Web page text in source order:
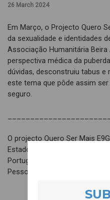
26 March 2024
Em Março, o Projecto Quero
da sexualidade e identidades
Associação Humanitária
perspectiva médica da
dúvidas, desconstruiu tabus
este tema que pôde assim
seguro.
O projecto Quero Ser Mais
Estado da Juventude e do
Português do Desporto e
Pessoas 2030, Portugal 2030